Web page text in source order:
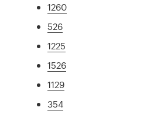
1260
526
1225
1526
1129
354